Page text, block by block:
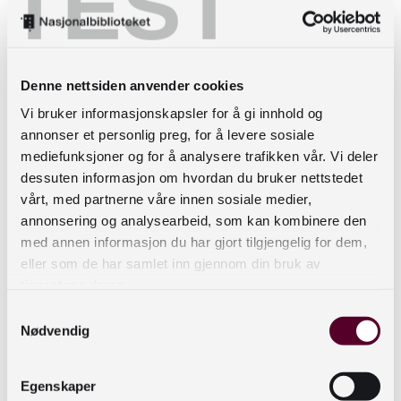
Denne nettsiden anvender cookies
Vi bruker informasjonskapsler for å gi innhold og
annonser et personlig preg, for å levere sosiale
mediefunksjoner og for å analysere trafikken vår. Vi deler
dessuten informasjon om hvordan du bruker nettstedet
vårt, med partnerne våre innen sosiale medier,
annonsering og analysearbeid, som kan kombinere den
med annen informasjon du har gjort tilgjengelig for dem,
eller som de har samlet inn gjennom din bruk av
Nødvendig
Egenskaper
Pettigrew og Sylvain (1996) koblet
arbeidsoppgavene til funksjonene som inngår i
ekspert, leder, rådgiver eller nybegynner. De
mener at informasjon blir søkt og brukt
annerledes avhengig av funksjonen; i funksjonen
ekspert inngår andre oppgaver enn
administrator. Hartel (2010) identifiserte at
seriøse «hobbyister» også søker og bruker
informasjon på varierte måter når de avanserer i
sine ‘hobbykarrierer’.
del av livsmestring i sin modell for håndtering av
informasjon i hverdagen, der både personlige og
sosiale aspekter er inkludert. De personlige
egenskapenes innvirkning (f.eks. forkunnskaper,